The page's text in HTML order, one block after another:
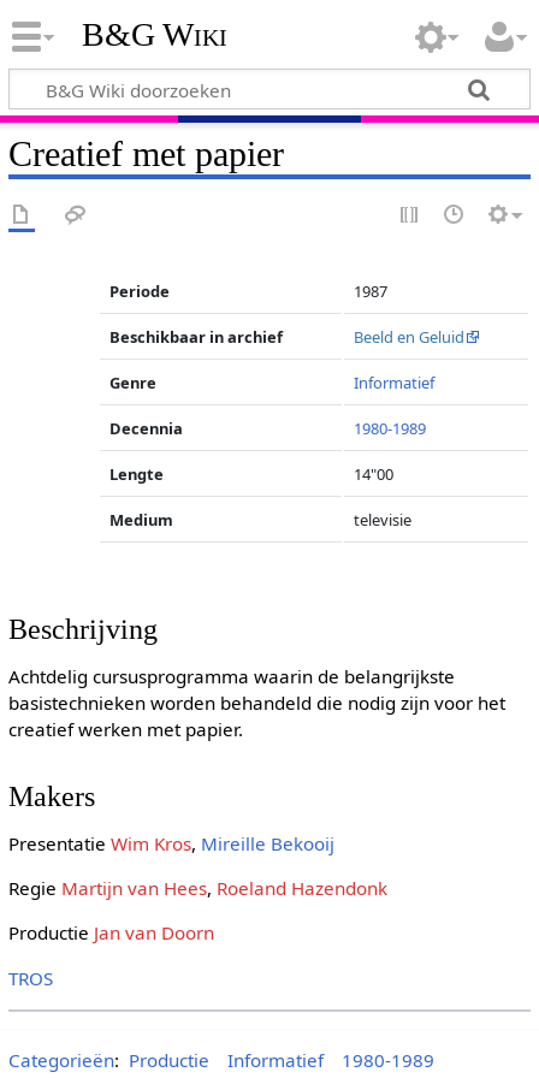
B&G Wiki
Creatief met papier
Periode 1987
Beschikbaar in archief Beeld en Geluid
Genre Informatief
Decennia 1980-1989
Lengte 14"00
Medium televisie
Beschrijving
Achtdelig cursusprogramma waarin de belangrijkste
basistechnieken worden behandeld die nodig zijn voor het
creatief werken met papier.
Makers
Presentatie Wim Kros, Mireille Bekooij
Regie Martijn van Hees, Roeland Hazendonk
Productie Jan van Doorn
TROS
Categorieën: Productie Informatief
1980-1989